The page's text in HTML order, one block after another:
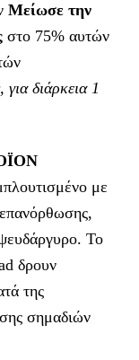
Μείωσε την
στο 75% αυτών
διάρκεια 1
με
Το
δρουν
της
σημαδιών